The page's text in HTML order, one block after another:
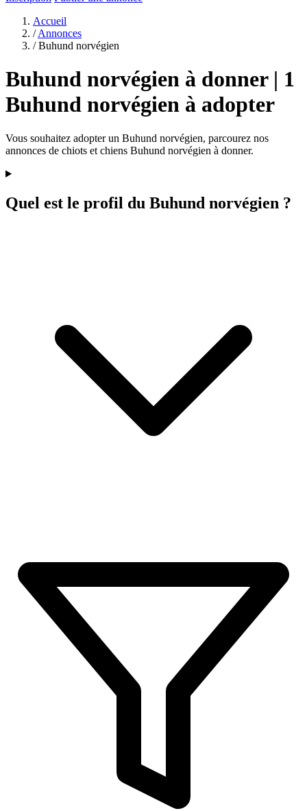
Accueil
/ Annonces
/ Buhund norvégien
Buhund norvégien à donner | 1
Buhund norvégien à adopter
Vous souhaitez adopter un Buhund norvégien, parcourez nos
annonces de chiots et chiens Buhund norvégien à donner.
Quel est le profil du Buhund norvégien ?